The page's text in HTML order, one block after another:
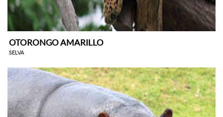
OTORONGO AMARILLO
SELVA